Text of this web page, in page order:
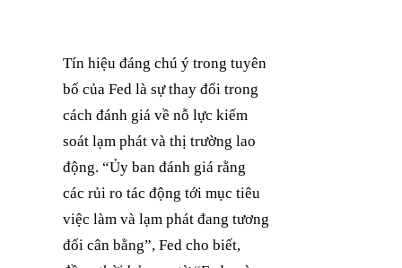
Tín hiệu đáng chú ý trong tuyên
bố của Fed là sự thay đổi trong
cách đánh giá về nỗ lực kiểm
soát lạm phát và thị trường lao
động. “Ủy ban đánh giá rằng
các rủi ro tác động tới mục tiêu
việc làm và lạm phát đang tương
đối cân bằng”, Fed cho biết,